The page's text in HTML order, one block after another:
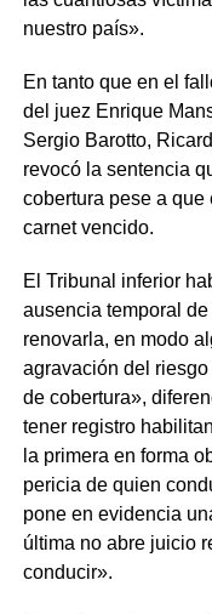
nuestro país».
En tanto que en el
del juez Enrique
Sergio Barotto,
revocó la sentencia
cobertura pese a
carnet vencido.
El Tribunal inferior
ausencia temporal
renovarla, en modo
agravación del
de cobertura»,
tener registro
la primera en forma
pericia de quien
pone en evidencia
última no abre juicio
conducir».